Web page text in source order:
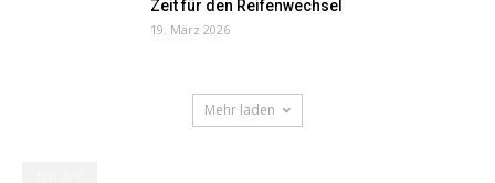
Zeit für den Reifenwechsel
19. März 2026
Mehr laden